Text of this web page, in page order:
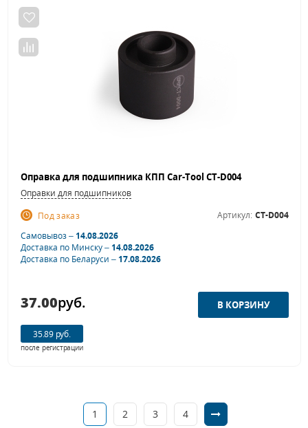
Оправка для подшипника КПП Car-Tool CT-D004
Оправки для подшипников
Под заказ
Артикул: CT-D004
Самовывоз –14.08.2026
Доставка по Минску –14.08.2026
Доставка по Беларуси –17.08.2026
37.00руб.
35.89 руб.
после регистрации
1 2 3 4